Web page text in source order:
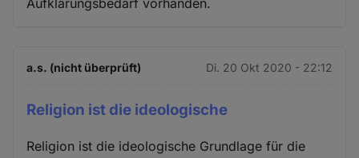
a.s. (nicht überprüft) Di. 20 Okt 2020 - 22:12
Religion ist die ideologische
Religion ist die ideologische Grundlage für die